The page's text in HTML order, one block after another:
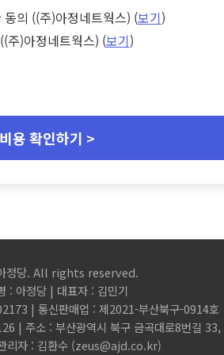
의 ((주)아정네트웍스) (보기)
주)아정네트웍스) (보기)
비용 확인하기 >
정당. All rights reserved.
: 아정당 | 대표자 : 김민기
| 통신판매업 : 제2021-부산북구-0914호
| 주소 : 부산광역시 북구 금곡대로8번길 33,
리자 : 김환수 (zeus@ajd.co.kr)